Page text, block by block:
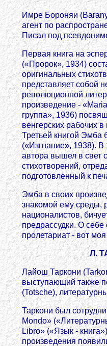
Имре Бороняи
агент по
Писал под
Первая книга на
(«Пророк», 1934)
оригинальных
представляет собой
революционной
произведение -
группа», 1936)
венгерских рабочих
Третьей книгой Эмба
(«Изгнание», 1938). В
автора вышел в свет
стихотворений,
подготовленный к
Эмба в своих
знакомой ему среды,
националистов,
предрассудки. О
пролетариат - вот
Л.
Лайош Таркони
выступающий также
(Totsche),
Таркони был
Mondo»
Libro» («Язык -
произведения